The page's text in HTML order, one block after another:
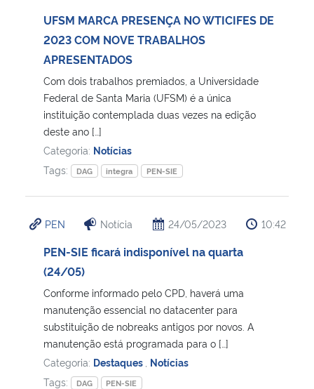
Controladoria-Geral da União
Ministério da Mulher, da Família e dos Direitos Humanos
Secretaria-Geral
Secretaria de Governo
Gabinete de Segurança Institucional
UFSM MARCA PRESENÇA NO WTICIFES DE
2023 COM NOVE TRABALHOS
APRESENTADOS
Com dois trabalhos premiados, a Universidade
Federal de Santa Maria (UFSM) é a única
instituição contemplada duas vezes na edição
deste ano […]
Categoria: Notícias
Tags:
DAG integra PEN-SIE
PEN Notícia 24/05/2023 10:42
PEN-SIE ficará indisponível na quarta
(24/05)
Conforme informado pelo CPD, haverá uma
manutenção essencial no datacenter para
substituição de nobreaks antigos por novos. A
manutenção está programada para o […]
Categoria: Destaques Notícias
Tags:
DAG PEN-SIE